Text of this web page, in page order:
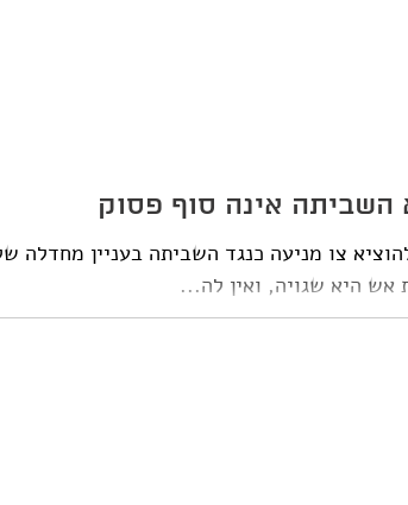
השביתה אינה סוף פסוק
צו מניעה כנגד השביתה בעניין
היא שגויה, ואין לה...